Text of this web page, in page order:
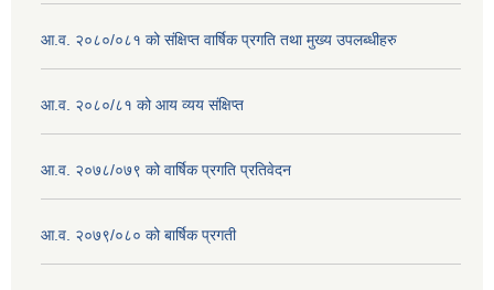
आ.व. २०८०/०८१ को संक्षिप्त वार्षिक प्रगति तथा मुख्य उपलब्धीहरु
आ.व. २०८०/८१ को आय व्यय संक्षिप्त
आ.व. २०७८/०७९ को वार्षिक प्रगति प्रतिवेदन
आ.व. २०७९/०८० को बार्षिक प्रगती